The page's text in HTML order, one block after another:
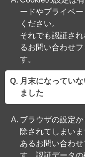
ードやプライベ
ください。
それでも認証さ
るお問い合わせ
す。
月末になってい
ました
ブラウザの設定
除されてしまい
あるお問い合わ